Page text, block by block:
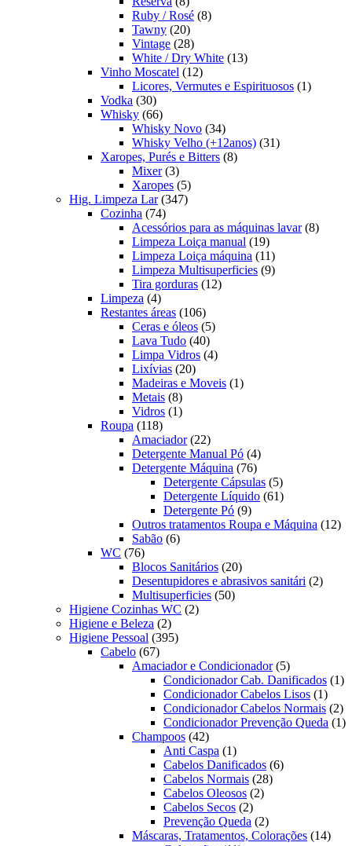
produtos
Ruby / Rosé 88
Tawny 2020
produtos
Vintage 2828
produtos
White / Dry White 1313
Vinho Moscatel 1212
produtos
Licores, Vermutes e Espirituosos 11
Vodka 3030
produtos
Whisky 6666
produtos
Whisky Novo 3434
produtos
Whisky Velho (+12anos) 3131
Xaropes, Purés e Bitters 88
Mixer 33
produtos
Xaropes 55
produtos
Hig. Limpeza Lar 347347
Cozinha 7474
produtos
Acessórios para as máquinas lavar 88
Limpeza Loiça manual 1919
produtos
Limpeza Loiça máquina 1111
produtos
Limpeza Multisuperficies 99
Tira gorduras 1212
Limpeza 44
produtos
Restantes áreas 106106
produtos
Ceras e óleos 55
Lava Tudo 4040
produtos
Limpa Vidros 44
Lixívias 2020
produtos
Madeiras e Moveis 11
Metais 88
produtos
Vidros 11
Roupa 118118
produtos
Amaciador 2222
produtos
Detergente Manual Pó 44
produtos
Detergente Máquina 7676
produtos
Detergente Cápsulas 55
produtos
Detergente Líquido 6161
Detergente Pó 99
produtos
Outros tratamentos Roupa e Máquina 1212
Sabão 66
WC 7676
produtos
Blocos Sanitários 2020
produtos
Desentupidores e abrasivos sanitári 22
Multisuperficies 5050
Higiene Cozinhas WC 22
Higiene e Beleza 22
produtos
Higiene Pessoal 395395
Cabelo 6767
produtos
Amaciador e Condicionador 55
produtos
Condicionador Cab. Danificados 11
Condicionador Cabelos Lisos 11
Condicionador Cabelos Normais 22
Condicionador Prevenção Queda 11
Champoos 4242
produtos
Anti Caspa 11
produto
Cabelos Danificados 66
Cabelos Normais 2828
Cabelos Oleosos 22
Cabelos Secos 22
produtos
Prevenção Queda 22
produtos
Máscaras, Tratamentos, Colorações 1414